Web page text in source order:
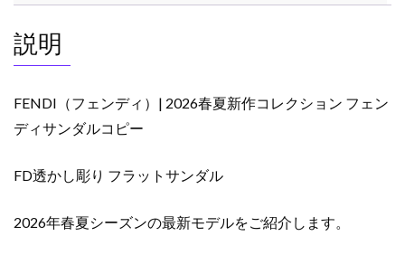
シ
ン
フ
ン
デ
サ
ダ
説明
FENDI（フェンディ）| 2026春夏新作コレクション フェン
ディサンダルコピー
FD透かし彫り フラットサンダル
2026年春夏シーズンの最新モデルをご紹介します。